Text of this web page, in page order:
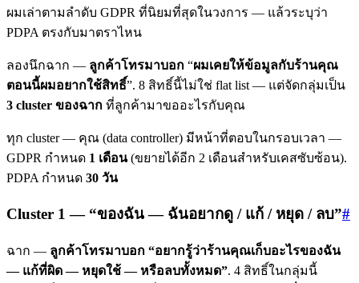
ผมเล่าตามลำดับ GDPR ที่นิยมที่สุดในวงการ — แล้วระบุว่า
PDPA ตรงกับมาตราไหน
ลองนึกฉาก — ลูกค้าโทรมาบอก “ผมเคยให้ข้อมูลกับร้านคุณ
ตอนนี้ผมอยากใช้สิทธิ์”. 8 สิทธิ์นี้ไม่ใช่ flat list — แต่จัดกลุ่มเป็น
3 cluster ของฉาก ที่ลูกค้ามาขออะไรกับคุณ
ทุก cluster — คุณ (data controller) มีหน้าที่ตอบในกรอบเวลา —
GDPR กำหนด 1 เดือน(ขยายได้อีก 2 เดือนสำหรับเคสซับซ้อน).
PDPA กำหนด 30 วัน
Cluster 1 — “ของฉัน — ฉันอยากดู / แก้ / หยุด / ลบ”#
ฉาก — ลูกค้าโทรมาบอก “อยากรู้ว่าร้านคุณเก็บอะไรของฉัน
— แก้ที่ผิด — หยุดใช้ — หรือลบทั้งหมด”. 4 สิทธิ์ในกลุ่มนี้